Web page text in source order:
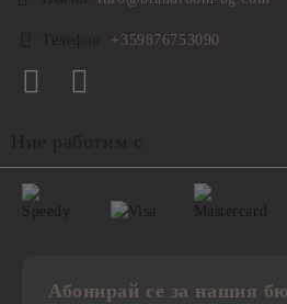
+359876753090
Абонирай се за нашия